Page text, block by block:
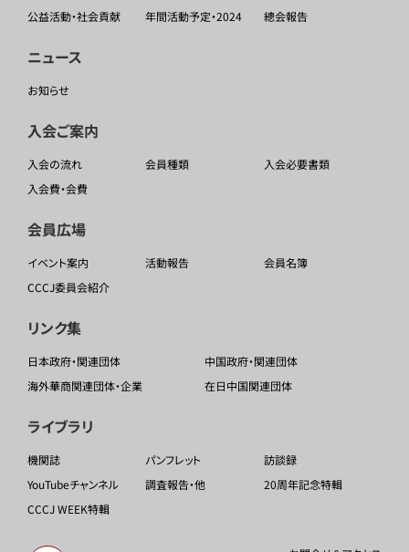
公益活動・社会貢献
年間活動予定・2024 總会報告
ニュース
お知らせ
入会ご案内
入会の流れ 会員種類
入会必要書類
入会費・会費
会員広場
イベント案内 活動報告
会員名簿
CCCJ委員会紹介
リンク集
日本政府・関連団体
中国政府・関連団体
海外華商関連団体・企業
在日中国関連団体
ライブラリ
機関誌 パンフレット
訪談録
YouTubeチャンネル
調査報告・他
20周年記念特輯
CCCJ WEEK特輯